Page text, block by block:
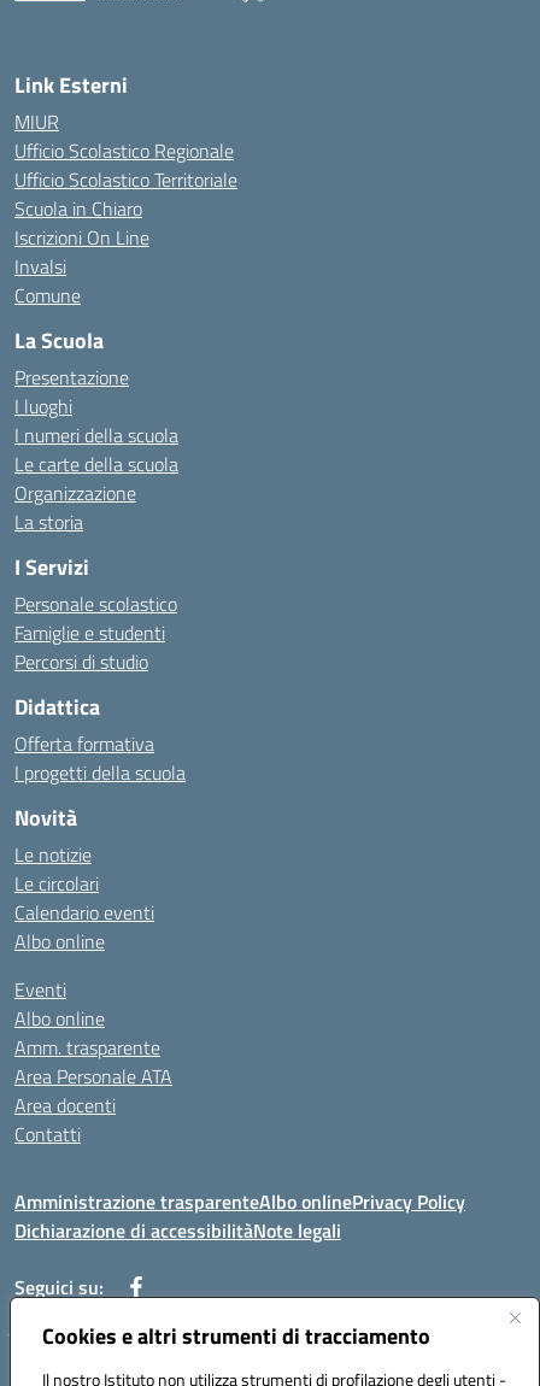
Cookies e altri strumenti di tracciamento
Il nostro Istituto non utilizza strumenti di profilazione degli utenti -
Link Esterni
MIUR
Ufficio Scolastico Regionale
Ufficio Scolastico Territoriale
Scuola in Chiaro
Iscrizioni On Line
Invalsi
Comune
La Scuola
Presentazione
I luoghi
I numeri della scuola
Le carte della scuola
Organizzazione
La storia
I Servizi
Personale scolastico
Famiglie e studenti
Percorsi di studio
Didattica
Offerta formativa
I progetti della scuola
Novità
Le notizie
Le circolari
Calendario eventi
Albo online
Eventi
Albo online
Amm. trasparente
Area Personale ATA
Area docenti
Contatti
Amministrazione trasparenteAlbo onlinePrivacy Policy
Dichiarazione di accessibilitàNote legali
Seguici su:
Indirizzo: VIA BRECCIAME, 46 - 81024 MADDALONI (CE)